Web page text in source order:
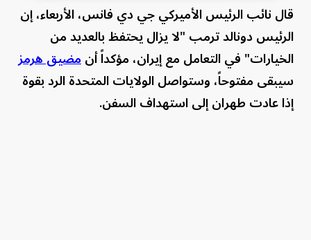
قال نائب الرئيس الأميركي جي دي فانس، الأربعاء، إن
الرئيس دونالد ترمب "لا يزال يحتفظ بالعديد من
الخيارات" في التعامل مع إيران، مؤكداً أنمضيق هرمز
سيبقى مفتوحاً، وستواصل الولايات المتحدة الرد بقوة
إذا عادت طهران إلى استهداف السفن.